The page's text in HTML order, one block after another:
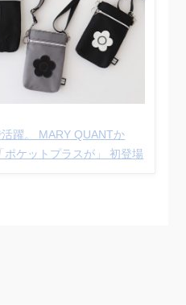
躍。 MARY QUANTか
ポケットプラスが」 初登場